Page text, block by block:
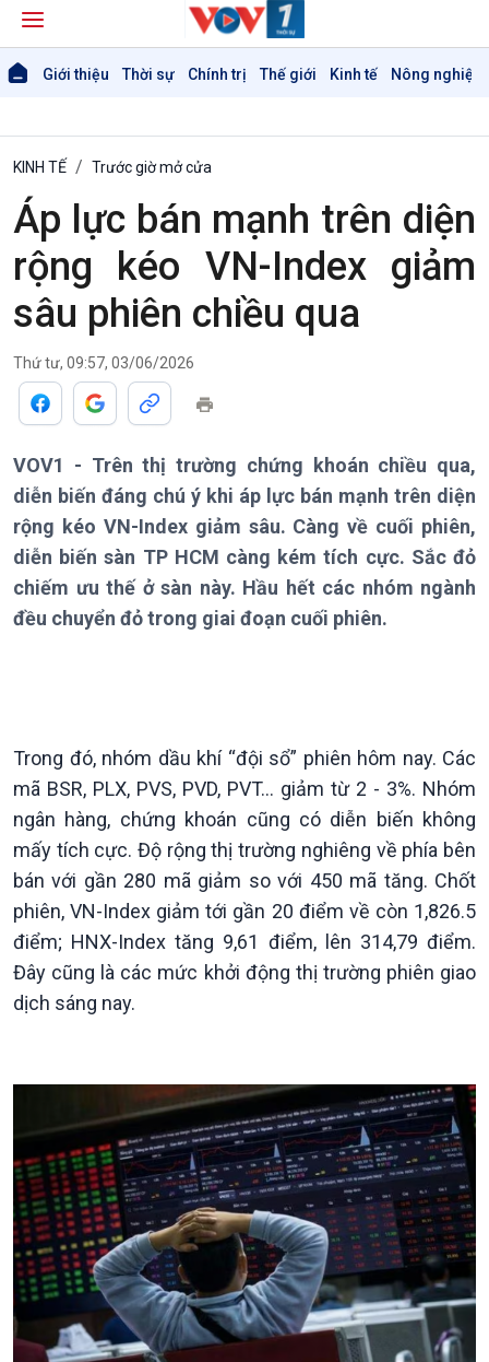
Giới thiệu Thời sự Chính trị Thế giới Kinh tế Nông nghiệp
Giới thiệu
Thời sự 18h
Thời sự 21h30
Bản tin
Chuyên mục
Theo dòng Thời sự
Chính trị
Tin Chính trị
Chính phủ với người dân
Quốc hội với cử tri
Xây dựng đảng
Đảng trong cuộc sống
Nhận diện sự thật
Pháp luật và đời sống
Thế giới
Tin thế giới
Vấn đề quốc tế
Hồ sơ sự kiện quốc tế
Thế giới & Việt Nam
Biên cương - Một dải vững
Kinh tế
Tin Kinh tế
Trước giờ mở cửa
Dòng chảy Kinh tế
Sức sống hàng Việt
Khởi nghiệp
Tuyên chiến với gian lận
thương mại
Nông nghiệp & Biển đảo
Tin Nông nghiệp & Biển
đảo
Mùa vàng
Biển đảo Việt Nam
Tâm tình biên giới và hải
đảo
Tìm hiểu biển, đảo Việt
KINH TẾ Trước giờ mở cửa
Áp lực bán mạnh trên diện
rộng kéo VN-Index giảm
sâu phiên chiều qua
Thứ tư, 09:57, 03/06/2026
VOV1 - Trên thị trường chứng khoán chiều qua,
diễn biến đáng chú ý khi áp lực bán mạnh trên diện
rộng kéo VN-Index giảm sâu. Càng về cuối phiên,
diễn biến sàn TP HCM càng kém tích cực. Sắc đỏ
chiếm ưu thế ở sàn này. Hầu hết các nhóm ngành
đều chuyển đỏ trong giai đoạn cuối phiên.
Trong đó, nhóm dầu khí “đội sổ” phiên hôm nay. Các
mã BSR, PLX, PVS, PVD, PVT… giảm từ 2 - 3%. Nhóm
ngân hàng, chứng khoán cũng có diễn biến không
mấy tích cực. Độ rộng thị trường nghiêng về phía bên
bán với gần 280 mã giảm so với 450 mã tăng. Chốt
phiên, VN-Index giảm tới gần 20 điểm về còn 1,826.5
điểm; HNX-Index tăng 9,61 điểm, lên 314,79 điểm.
Đây cũng là các mức khởi động thị trường phiên giao
dịch sáng nay.